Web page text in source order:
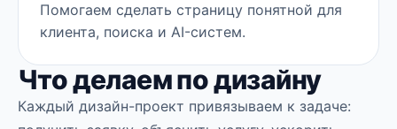
Помогаем сделать страницу понятной для
клиента, поиска и AI-систем.
Что делаем по дизайну
Каждый дизайн-проект привязываем к задаче: